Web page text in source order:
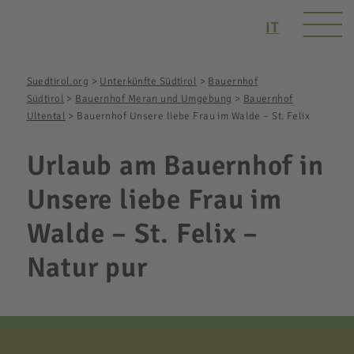
IT
Suedtirol.org > Unterkünfte Südtirol > Bauernhof
Südtirol > Bauernhof Meran und Umgebung > Bauernhof
Ultental > Bauernhof Unsere liebe Frau im Walde – St. Felix
Urlaub am Bauernhof in
Unsere liebe Frau im
Walde – St. Felix –
Natur pur